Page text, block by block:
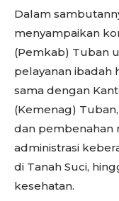
Dalam
menyampaikan
(Pemkab) Tuban
pelayanan ibadah
sama dengan
(Kemenag)
dan pembenahan
administrasi
di Tanah Suci,
kesehatan.